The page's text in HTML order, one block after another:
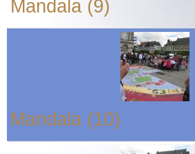
Mandala (9)
Mandala (10)